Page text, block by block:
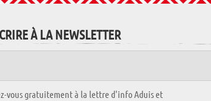
À LA NEWSLETTER
vous gratuitement à la lettre d'info Aduis et